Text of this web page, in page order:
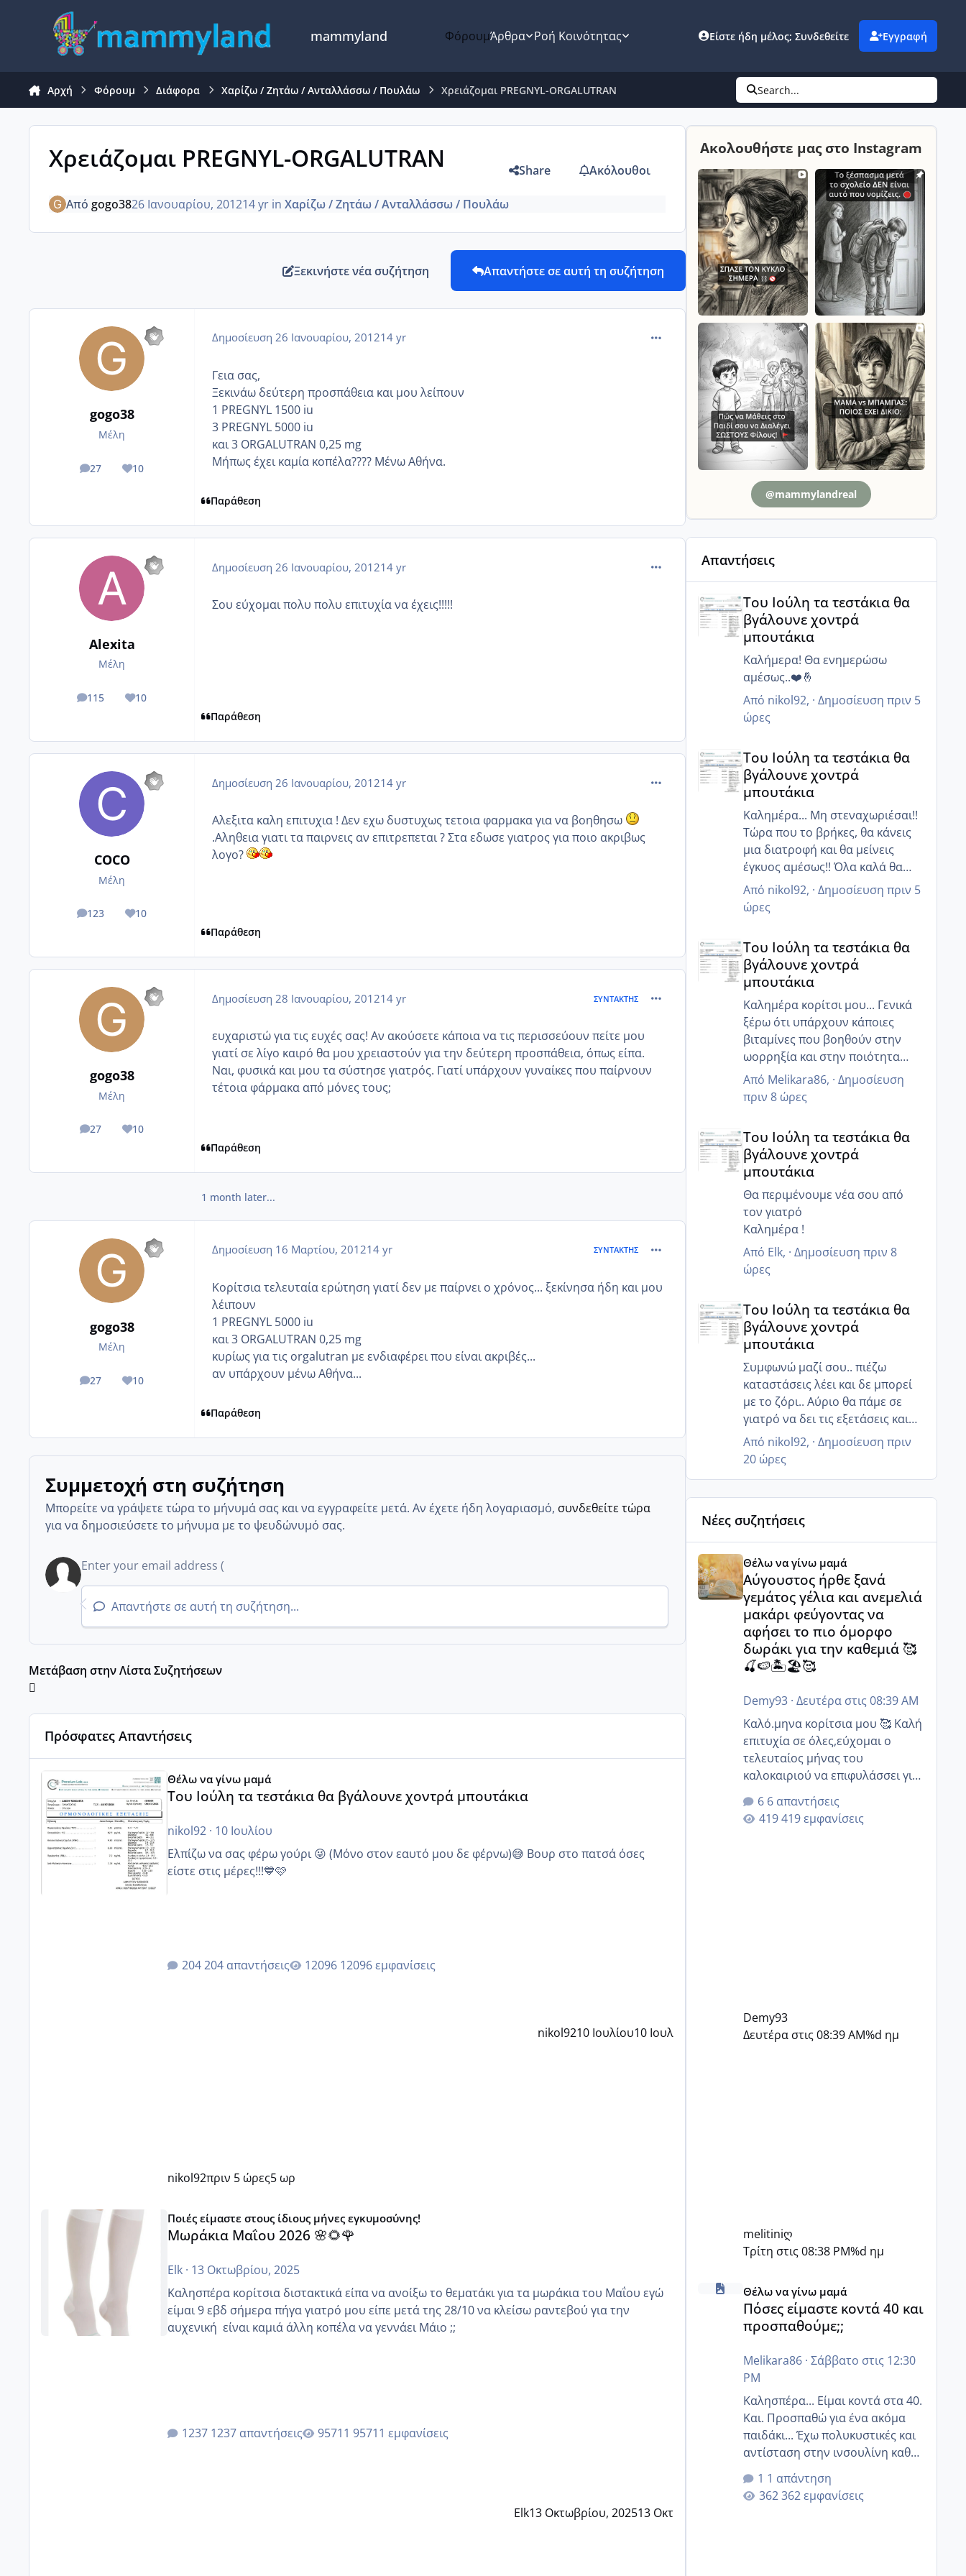
Μετάβαση σε περιεχόμενο
mammyland ΦόρουμΆρθρα Ροή Κοινότητας Είστε ήδη μέλος; Συνδεθείτε Εγγραφή
Αρχή Φόρουμ Διάφορα Χαρίζω / Ζητάω / Ανταλλάσσω / Πουλάω Χρειάζομαι PREGNYL-ORGALUTRAN Search...
Χρειάζομαι PREGNYL-ORGALUTRAN Share Ακόλουθοι
Απόgogo3826 Ιανουαρίου, 201214 yr inΧαρίζω / Ζητάω / Ανταλλάσσω / Πουλάω
Ξεκινήστε νέα συζήτηση Απαντήστε σε αυτή τη συζήτηση
gogo38
Μέλη
27
posts 10
Reputation
Δημοσίευση 26 Ιανουαρίου, 201214 yr comment_824198
Γεια σας,
Ξεκινάω δεύτερη προσπάθεια και μου λείπουν
1 PREGNYL 1500 iu
3 PREGNYL 5000 iu
και 3 ΟRGALUTRAN 0,25 mg
Μήπως έχει καμία κοπέλα???? Μένω Αθήνα.
Παράθεση
Alexita
Μέλη
115
posts 10
Reputation
Δημοσίευση 26 Ιανουαρίου, 201214 yr comment_824217
Σου εύχομαι πολυ πολυ επιτυχία να έχεις!!!!!
Παράθεση
COCO
Μέλη
123
posts 10
Reputation
Δημοσίευση 26 Ιανουαρίου, 201214 yr comment_824272
Αλεξιτα καλη επιτυχια ! Δεν εχω δυστυχως τετοια φαρμακα για να βοηθησω
.Αληθεια γιατι τα παιρνεις αν επιτρεπεται ? Στα εδωσε γιατρος για ποιο ακριβως
λογο?
Παράθεση
gogo38
Μέλη
27
posts 10
Reputation
Δημοσίευση 28 Ιανουαρίου, 201214 yr ΣΥΝΤΆΚΤΗΣ comment_825011
ευχαριστώ για τις ευχές σας! Αν ακούσετε κάποια να τις περισσεύουν πείτε μου
γιατί σε λίγο καιρό θα μου χρειαστούν για την δεύτερη προσπάθεια, όπως είπα.
Ναι, φυσικά και μου τα σύστησε γιατρός. Γιατί υπάρχουν γυναίκες που παίρνουν
τέτοια φάρμακα από μόνες τους;
Παράθεση
1 month later...
gogo38
Μέλη
27
posts 10
Reputation
Δημοσίευση 16 Μαρτίου, 201214 yr ΣΥΝΤΆΚΤΗΣ comment_843223
Κορίτσια τελευταία ερώτηση γιατί δεν με παίρνει ο χρόνος... ξεκίνησα ήδη και μου
λέιπουν
1 PREGNYL 5000 iu
και 3 ΟRGALUTRAN 0,25 mg
κυρίως για τις orgalutran με ενδιαφέρει που είναι ακριβές...
αν υπάρχουν μένω Αθήνα...
Παράθεση
Συμμετοχή στη συζήτηση
Μπορείτε να γράψετε τώρα το μήνυμά σας και να εγγραφείτε μετά. Αν έχετε ήδη λογαριασμό, συνδεθείτε τώρα
για να δημοσιεύσετε το μήνυμα με το ψευδώνυμό σας.
Απαντήστε σε αυτή τη συζήτηση...
Μετάβαση στην Λίστα Συζητήσεων
Πρόσφατες Απαντήσεις
Θέλω να γίνω μαμά
Του Ιούλη τα τεστάκια θα βγάλουνε χοντρά μπουτάκια
nikol92· 10 Ιουλίου
Ελπίζω να σας φέρω γούρι 😜 (Μόνο στον εαυτό μου δε φέρνω)😅 Βουρ στο πατσά όσες
είστε στις μέρες!!!💙🩷
204 απαντήσεις 12096 εμφανίσεις
nikol9210 Ιουλίου10 Ιουλ
nikol92πριν 5 ώρες5 ωρ
Μωράκια Μαΐου 2026 🌸🌻🌹
Ποιές είμαστε στους ίδιους μήνες εγκυμοσύνης!
Μωράκια Μαΐου 2026 🌸🌻🌹
Elk· 13 Οκτωβρίου, 2025
Καλησπέρα κορίτσια διστακτικά είπα να ανοίξω το θεματάκι για τα μωράκια του Μαΐου εγώ
είμαι 9 εβδ σήμερα πήγα γιατρό μου είπε μετά της 28/10 να κλείσω ραντεβού για την
αυχενική είναι καμιά άλλη κοπέλα να γεννάει Μάιο ;;
1237 απαντήσεις 95711 εμφανίσεις
Elk13 Οκτωβρίου, 202513 Οκτ
Ακολουθήστε μας στο Instagram
@mammylandreal
Απαντήσεις
Του Ιούλη τα τεστάκια θα
βγάλουνε χοντρά
μπουτάκια
Καλήμερα! Θα ενημερώσω
αμέσως..❤️🤞
Από nikol92, · Δημοσίευση πριν 5
ώρες
Του Ιούλη τα τεστάκια θα
βγάλουνε χοντρά
μπουτάκια
Καλημέρα... Μη στεναχωριέσαι!!
Τώρα που το βρήκες, θα κάνεις
μια διατροφή και θα μείνεις
έγκυος αμέσως!! Όλα καλά θα
πάνε είμαι σίγουρη!!!❤️❤️
Από nikol92, · Δημοσίευση πριν 5
ώρες
Του Ιούλη τα τεστάκια θα
βγάλουνε χοντρά
μπουτάκια
Καλημέρα κορίτσι μου... Γενικά
ξέρω ότι υπάρχουν κάποιες
βιταμίνες που βοηθούν στην
ωορρηξία και στην ποιότητα
τους... Εμένα έδωσε της
κουμπαράς μου ο γιατρός
κάποιες... Θα την ρωτήσω κ θα
Επίσης εμένα μου είχε πει για τα
ινοφερτ!
ΑΜΗ είχα κάνει πριν μήνες!
Σε αλά νέα, οι εξετάσει μου
χάλια! Μου είπε ότι έτσι δεν θα
μείνω έγκυος...εχω φουλ
αντίσταση στην ινσουλίνη και η
γλυκοζιωμενη μου ήταν 6.30 παω
για ζάχαρο αν δεν προσέξω
ρυθμιστεί όλο αυτό... Εχθές
ήμουν μέσα στα νεύρα... Έκλαιγα
και δεν ήθελα να μου μιλήσει
άνθρωπος και έκλαιγα με
αφορμή αλλά πράγματα άσχετα,
απλά ξέσπασα....
Από Melikara86, · Δημοσίευση
πριν 8 ώρες
Του Ιούλη τα τεστάκια θα
βγάλουνε χοντρά
μπουτάκια
Θα περιμένουμε νέα σου από
τον γιατρό
Καλημέρα !
Από Elk, · Δημοσίευση πριν 8
ώρες
Του Ιούλη τα τεστάκια θα
βγάλουνε χοντρά
μπουτάκια
Συμφωνώ μαζί σου.. πιέζω
καταστάσεις λέει και δε μπορεί
με το ζόρι.. Αύριο θα πάμε σε
γιατρό να δει τις εξετάσεις και
ίσως καταλάβει ότι πρέπει να
βιαστούμε.. 😒
Από nikol92, · Δημοσίευση πριν
20 ώρες
Νέες συζητήσεις
Αύγουστος ήρθε ξανά γεμάτος γέλια και
Θέλω να γίνω μαμά
Αύγουστος ήρθε ξανά
γεμάτος γέλια και ανεμελιά
μακάρι φεύγοντας να
αφήσει το πιο όμορφο
δωράκι για την καθεμιά 🥰
🍒🍉🏝️🏖️🥰
Demy93· Δευτέρα στις 08:39 AM
Καλό.μηνα κορίτσια μου 🥰 Καλή
επιτυχία σε όλες,εύχομαι ο
τελευταίος μήνας του
καλοκαιριού να επιφυλάσσει για
όλες σας την πιο όμορφη
έκπληξη 🧿 @Elk @Melikara86
@Παρασκευαιδου @Zenia z
6 απαντήσεις
419 εμφανίσεις
Demy93
Δευτέρα στις 08:39 AM%d ημ
melitiniღ
Τρίτη στις 08:38 PM%d ημ
Πόσες είμαστε κοντά 40 και προσπαθούμε;;
Θέλω να γίνω μαμά
Πόσες είμαστε κοντά 40 και
προσπαθούμε;;
Melikara86· Σάββατο στις 12:30
PM
Καλησπέρα... Είμαι κοντά στα 40.
Και. Προσπαθώ για ένα ακόμα
παιδάκι... Έχω πολυκυστικές και
αντίσταση στην ινσουλίνη καθώς
και χάσιμοτο! Έχω λίγα κιλά
παραπάνω και όσο κ αν
προσπαθώ δεν χάνω εύκολα!
1 απάντηση
362 εμφανίσεις